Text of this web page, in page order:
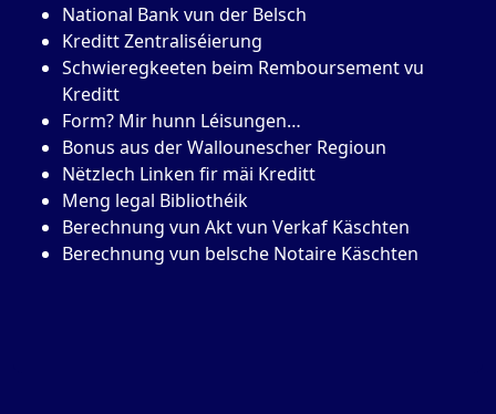
National Bank vun der Belsch
Kreditt Zentraliséierung
Schwieregkeeten beim Remboursement vu
Kreditt
Form? Mir hunn Léisungen…
Bonus aus der Wallounescher Regioun
Nëtzlech Linken fir mäi Kreditt
Meng legal Bibliothéik
Berechnung vun Akt vun Verkaf Käschten
Berechnung vun belsche Notaire Käschten